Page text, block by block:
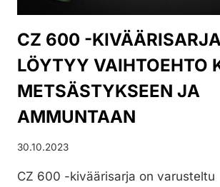
CZ 600 -
LÖYTYY VAIHTOEHTO
METSÄSTYKSEEN JA
AMMUNTAAN
30.10.2023
CZ 600 -kiväärisarja on varusteltu